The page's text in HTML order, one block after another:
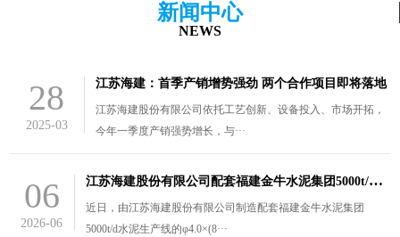
新闻中心
NEWS
28
2025-03
江苏海建：首季产销增势强劲 两个合作项目即将落地
江苏海建股份有限公司依托工艺创新、设备投入、市场开拓，
今年一季度产销强势增长，与···
06
2026-06
江
苏海建股份有限公司配套福建金牛水泥集团5000t/d水泥生产线的￠4.0×（8.5+3）m风扫煤磨装车发货
近日，由江苏海建股份有限公司制造配套福建金牛水泥集团
5000t/d水泥生产线的φ4.0×(8···